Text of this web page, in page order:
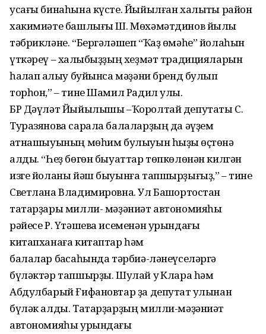
усағы бинаһына күсте. Йыйылған халыҡты район
хакимиәте башлығы Ш. Мөхәмәтдинов йылы
тәбрикләне. “Бергәләшеп “Ҡаҙ өмәһе” йолаһын
үткәреү – халҡыбыҙҙың хеҙмәт традицияларын
һаҡлап ҡалыу буйынса мәҙәни бренд булып
торһон,” – тине Шамил Радил улы.
БР Дәүләт Йыйылышы –Ҡоролтай депутаты С.
Туразянова сарала балаларҙың да әүҙем
ҡатнашыуының мөһим булыуын һыҙыҡ өҫтөнә
алды. “Һеҙ бөгөн быуаттар төпкөлөнән килгән
изге йоланы йәш быуынға тапшырҙығыҙ,” – тине
Светлана Владимировна. Ул Башҡортостан
татарҙары милли- мәҙәниәт автономияһы
рәйесе Р. Үтәшева исеменән урындағы
китапханаға китаптар һәм
балалар баҡсаһында тәрбиә-ләнеүселәргә
бүләктәр тапшырҙы. Шулай уҡ Клара һәм
Абдулбарый Ғифановтар ҙа депутат ҡулынан
бүләк алды. Татарҙарҙың милли-мәҙәниәт
автономияһы урындағы